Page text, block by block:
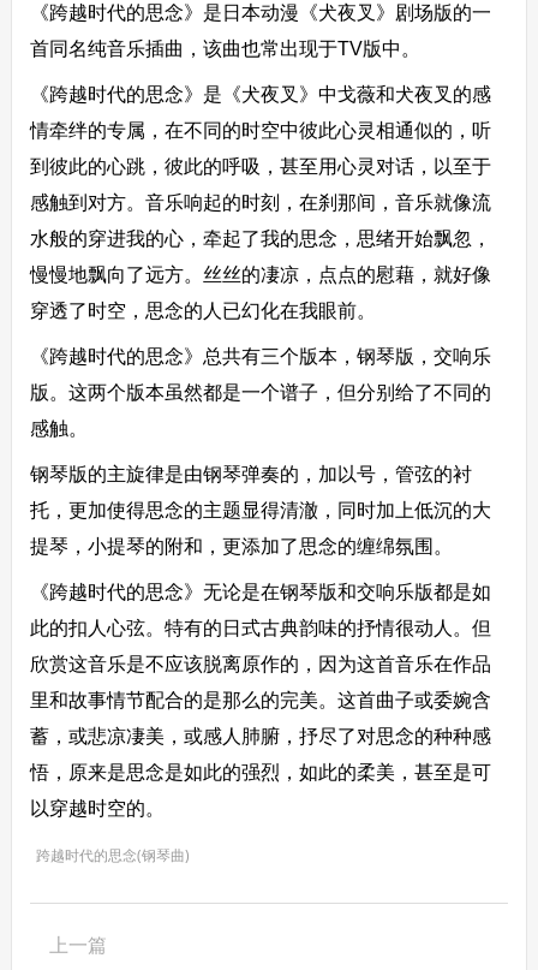
《跨越时代的思念》是日本动漫《犬夜叉》剧场版的一
首同名纯音乐插曲，该曲也常出现于TV版中。
《跨越时代的思念》是《犬夜叉》中戈薇和犬夜叉的感
情牵绊的专属，在不同的时空中彼此心灵相通似的，听
到彼此的心跳，彼此的呼吸，甚至用心灵对话，以至于
感触到对方。音乐响起的时刻，在刹那间，音乐就像流
水般的穿进我的心，牵起了我的思念，思绪开始飘忽，
慢慢地飘向了远方。丝丝的凄凉，点点的慰藉，就好像
穿透了时空，思念的人已幻化在我眼前。
《跨越时代的思念》总共有三个版本，钢琴版，交响乐
版。这两个版本虽然都是一个谱子，但分别给了不同的
感触。
钢琴版的主旋律是由钢琴弹奏的，加以号，管弦的衬
托，更加使得思念的主题显得清澈，同时加上低沉的大
提琴，小提琴的附和，更添加了思念的缠绵氛围。
《跨越时代的思念》无论是在钢琴版和交响乐版都是如
此的扣人心弦。特有的日式古典韵味的抒情很动人。但
欣赏这音乐是不应该脱离原作的，因为这首音乐在作品
里和故事情节配合的是那么的完美。这首曲子或委婉含
蓄，或悲凉凄美，或感人肺腑，抒尽了对思念的种种感
悟，原来是思念是如此的强烈，如此的柔美，甚至是可
以穿越时空的。
跨越时代的思念(钢琴曲)
上一篇